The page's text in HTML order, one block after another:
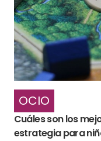
OCIO
Cuáles son los
estrategia para